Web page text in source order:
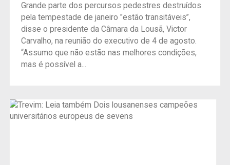
Grande parte dos percursos pedestres destruídos
pela tempestade de janeiro "estão transitáveis”,
disse o presidente da Câmara da Lousã, Victor
Carvalho, na reunião do executivo de 4 de agosto.
“Assumo que não estão nas melhores condições,
mas é possível a...